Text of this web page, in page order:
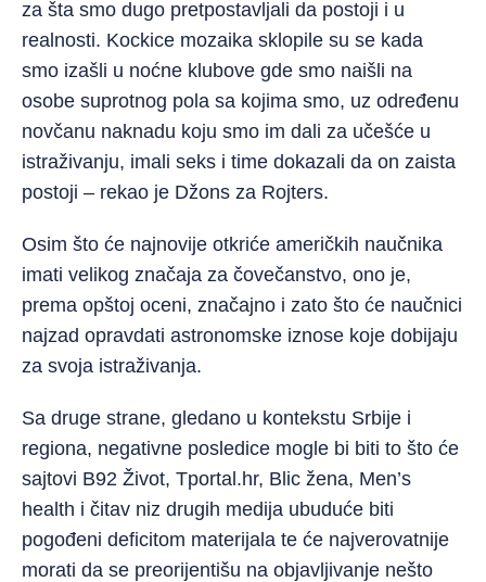
za šta smo dugo pretpostavljali da postoji i u
realnosti. Kockice mozaika sklopile su se kada
smo izašli u noćne klubove gde smo naišli na
osobe suprotnog pola sa kojima smo, uz određenu
novčanu naknadu koju smo im dali za učešće u
istraživanju, imali seks i time dokazali da on zaista
postoji – rekao je Džons za Rojters.
Osim što će najnovije otkriće američkih naučnika
imati velikog značaja za čovečanstvo, ono je,
prema opštoj oceni, značajno i zato što će naučnici
najzad opravdati astronomske iznose koje dobijaju
za svoja istraživanja.
Sa druge strane, gledano u kontekstu Srbije i
regiona, negativne posledice mogle bi biti to što će
sajtovi B92 Život, Tportal.hr, Blic žena, Men’s
health i čitav niz drugih medija ubuduće biti
pogođeni deficitom materijala te će najverovatnije
morati da se preorijentišu na objavljivanje nešto